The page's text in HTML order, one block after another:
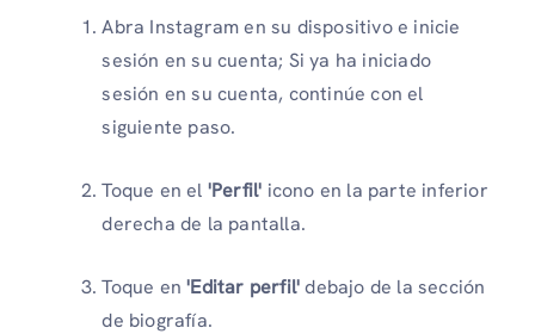
Abra Instagram en su dispositivo e inicie
sesión en su cuenta; Si ya ha iniciado
sesión en su cuenta, continúe con el
siguiente paso.
Toque en el 'Perfil' icono en la parte inferior
derecha de la pantalla.
Toque en 'Editar perfil'debajo de la sección
de biografía.